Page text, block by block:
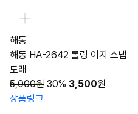
해동
해동 HA-2642 롤링 이지 스냅
도래
5,000원 30% 3,500원
상품링크